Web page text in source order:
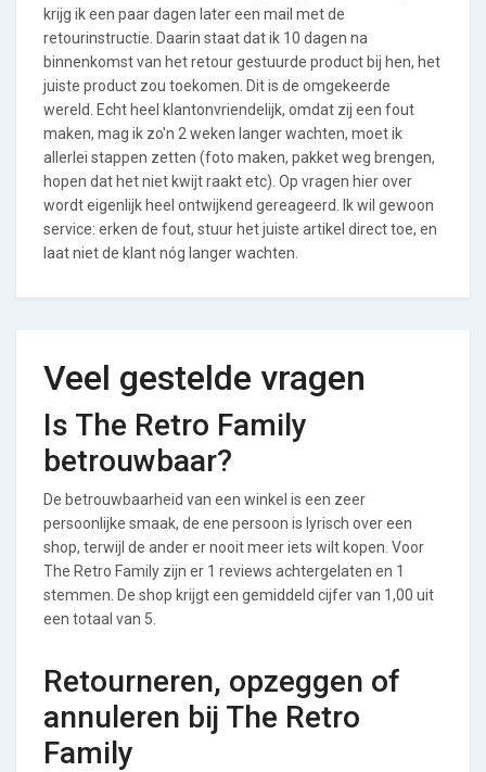
krijg ik een paar dagen later een mail met de
retourinstructie. Daarin staat dat ik 10 dagen na
binnenkomst van het retour gestuurde product bij hen, het
juiste product zou toekomen. Dit is de omgekeerde
wereld. Echt heel klantonvriendelijk, omdat zij een fout
maken, mag ik zo'n 2 weken langer wachten, moet ik
allerlei stappen zetten (foto maken, pakket weg brengen,
hopen dat het niet kwijt raakt etc). Op vragen hier over
wordt eigenlijk heel ontwijkend gereageerd. Ik wil gewoon
service: erken de fout, stuur het juiste artikel direct toe, en
laat niet de klant nóg langer wachten.
Veel gestelde vragen
Is The Retro Family
betrouwbaar?
De betrouwbaarheid van een winkel is een zeer
persoonlijke smaak, de ene persoon is lyrisch over een
shop, terwijl de ander er nooit meer iets wilt kopen. Voor
The Retro Family zijn er 1 reviews achtergelaten en 1
stemmen. De shop krijgt een gemiddeld cijfer van 1,00 uit
een totaal van 5.
Retourneren, opzeggen of
annuleren bij The Retro
Family